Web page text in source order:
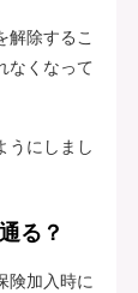
解除するこ
なくなって
うにしまし
る？
険加入時に